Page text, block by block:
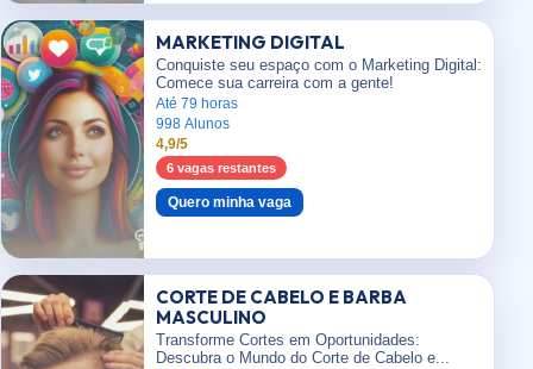
MARKETING DIGITAL
Conquiste seu espaço com o Marketing Digital:
Comece sua carreira com a gente!
Até 79 horas
998 Alunos
4,9/5
6 vagas restantes
Quero minha vaga
CORTE DE CABELO E BARBA
MASCULINO
Transforme Cortes em Oportunidades:
Descubra o Mundo do Corte de Cabelo e...